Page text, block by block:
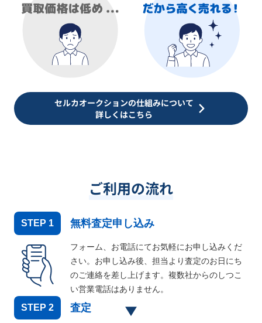
セルカオークションの仕組みについて
詳しくはこちら
ご利用の流れ
STEP 1 無料査定申し込み
フォーム、お電話にてお気軽にお申し込みくだ
さい。お申し込み後、担当より査定のお日にち
のご連絡を差し上げます。複数社からのしつこ
い営業電話はありません。
STEP 2 査定